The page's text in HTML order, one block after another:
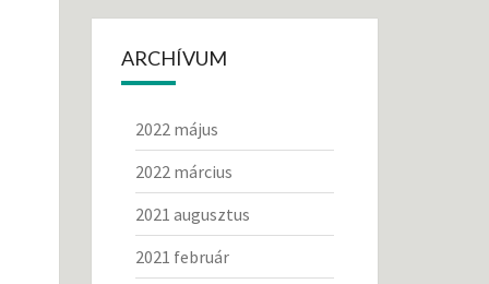
ARCHÍVUM
2022 május
2022 március
2021 augusztus
2021 február